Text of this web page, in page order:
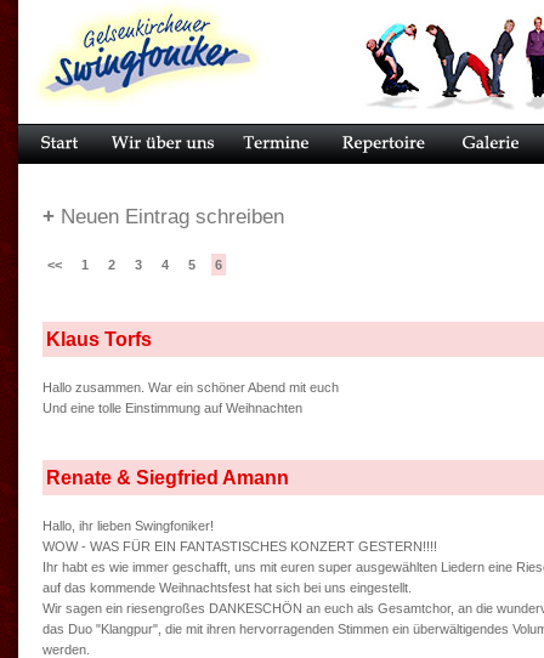
+ Neuen Eintrag schreiben
<< 1 2 3 4 5 6
Klaus Torfs
Hallo zusammen. War ein schöner Abend mit euch
Und eine tolle Einstimmung auf Weihnachten
Renate & Siegfried Amann
Hallo, ihr lieben Swingfoniker!
WOW - WAS FÜR EIN FANTASTISCHES KONZERT GESTERN!!!!
Ihr habt es wie immer geschafft, uns mit euren super ausgewählten Liedern eine
auf das kommende Weihnachtsfest hat sich bei uns eingestellt.
Wir sagen ein riesengroßes DANKESCHÖN an euch als Gesamtchor, an die
das Duo "Klangpur", die mit ihren hervorragenden Stimmen ein überwältigendes
werden.